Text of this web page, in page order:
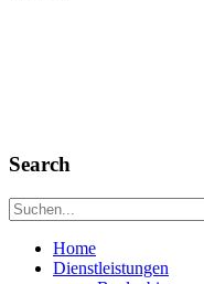
Search
Home
Dienstleistungen